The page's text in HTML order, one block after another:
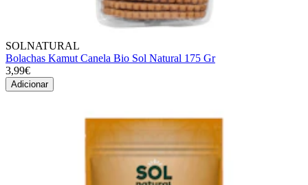
SOLNATURAL
Bolachas Kamut Canela Bio Sol Natural 175 Gr
3,99€
Adicionar